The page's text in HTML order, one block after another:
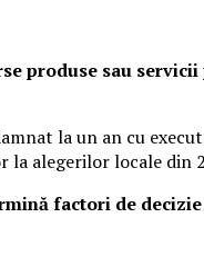
produse sau
la un an cu
alegerilor locale din
factori de